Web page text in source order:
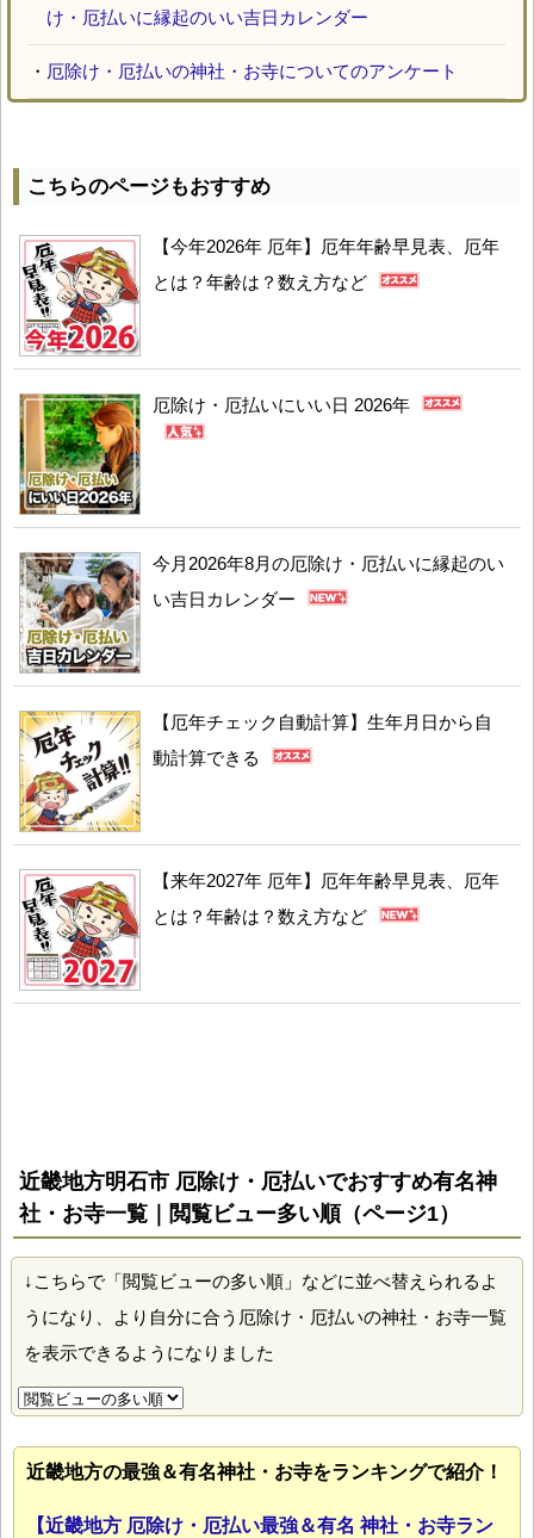
け・厄払いに縁起のいい吉日カレンダー
・ 厄除け・厄払いの神社・お寺についてのアンケート
こちらのページもおすすめ
【今年2026年 厄年】厄年年齢早見表、厄年
とは？年齢は？数え方など
厄除け・厄払いにいい日 2026年
今月2026年8月の厄除け・厄払いに縁起のい
い吉日カレンダー
【厄年チェック自動計算】生年月日から自
動計算できる
【来年2027年 厄年】厄年年齢早見表、厄年
とは？年齢は？数え方など
近畿地方明石市 厄除け・厄払いでおすすめ有名神
社・お寺一覧｜閲覧ビュー多い順（ページ1）
↓こちらで「閲覧ビューの多い順」などに並べ替えられるよ
うになり、より自分に合う厄除け・厄払いの神社・お寺一覧
を表示できるようになりました
近畿地方の最強＆有名神社・お寺をランキングで紹介！
【近畿地方 厄除け・厄払い最強＆有名 神社・お寺ラン